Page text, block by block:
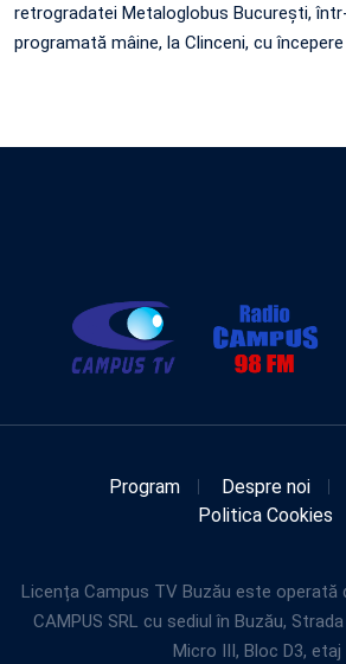
retrogradatei Metaloglobus București,
programată mâine, la Clinceni, cu
Program Despre noi
Politica Cookies
Licența Campus TV Buzău este operată
CAMPUS SRL cu sediul în Buzău,
Micro III, Bloc D3, etaj